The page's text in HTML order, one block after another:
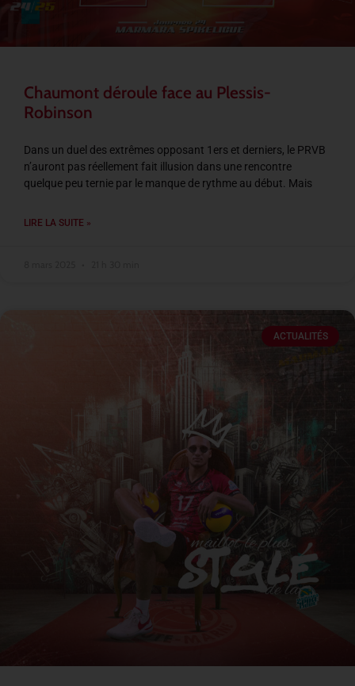
Chaumont déroule face au Plessis-
Robinson
Dans un duel des extrêmes opposant 1ers et derniers, le PRVB
n’auront pas réellement fait illusion dans une rencontre
quelque peu ternie par le manque de rythme au début. Mais
LIRE LA SUITE »
ACTUALITÉS